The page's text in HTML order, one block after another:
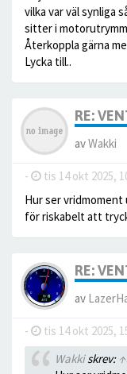
vilka var väl synliga
sitter i
Återkoppla gärna
Lycka till..
RE:
avWakki
- tis 14 okt 2025,
Hur ser vridmoment
för riskabelt att
RE:
av
- tis 14 okt 2025,
Wakkiskrev: ↑